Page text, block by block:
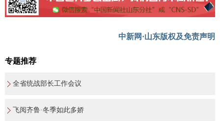
中新网·山东版权及免责声明
专题推荐
全省统战部长工作会议
飞阅齐鲁·冬季如此多娇